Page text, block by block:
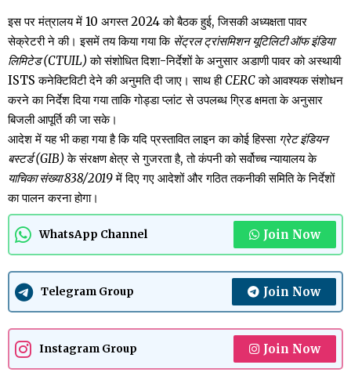
इस पर मंत्रालय में 10 अगस्त 2024 को बैठक हुई, जिसकी अध्यक्षता पावर
सेक्रेटरी ने की। इसमें तय किया गया कि सेंट्रल ट्रांसमिशन यूटिलिटी ऑफ इंडिया
लिमिटेड (CTUIL)को संशोधित दिशा-निर्देशों के अनुसार अडाणी पावर को अस्थायी
ISTS कनेक्टिविटी देने की अनुमति दी जाए। साथ ही CERCको आवश्यक संशोधन
करने का निर्देश दिया गया ताकि गोड्डा प्लांट से उपलब्ध ग्रिड क्षमता के अनुसार
बिजली आपूर्ति की जा सके।
आदेश में यह भी कहा गया है कि यदि प्रस्तावित लाइन का कोई हिस्सा ग्रेट इंडियन
बस्टर्ड (GIB)के संरक्षण क्षेत्र से गुजरता है, तो कंपनी को सर्वोच्च न्यायालय के
याचिका संख्या 838/2019में दिए गए आदेशों और गठित तकनीकी समिति के निर्देशों
का पालन करना होगा।
WhatsApp Channel Join Now
Telegram Group Join Now
Instagram Group Join Now